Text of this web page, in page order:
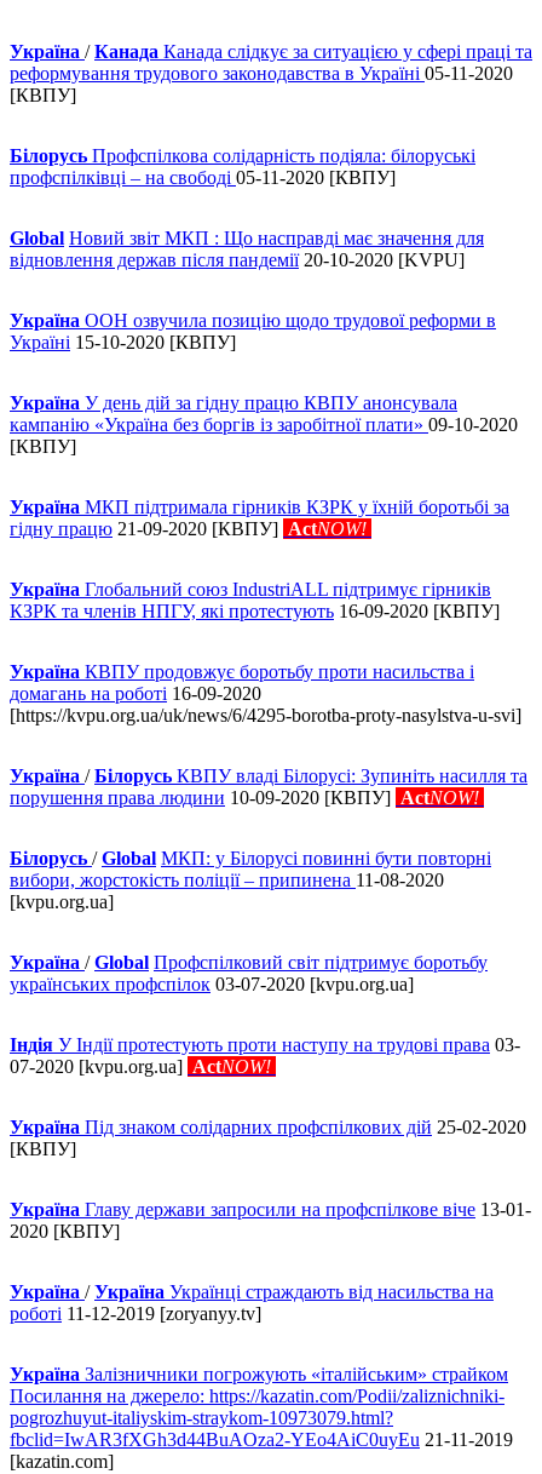
Україна /Канада Канада слідкує за ситуацією у сфері праці та
реформування трудового законодавства в Україні 05-11-2020
[КВПУ]
Білорусь Профспілкова солідарність подіяла: білоруські
профспілківці – на свободі 05-11-2020 [КВПУ]
Global Новий звіт МКП : Що насправді має значення для
відновлення держав після пандемії20-10-2020 [KVPU]
Україна ООН озвучила позицію щодо трудової реформи в
Україні 15-10-2020 [КВПУ]
Україна У день дій за гідну працю КВПУ анонсувала
кампанію «Україна без боргів із заробітної плати» 09-10-2020
[КВПУ]
Україна МКП підтримала гірників КЗРК у їхній боротьбі за
гідну працю 21-09-2020 [КВПУ] ActNOW!
Україна Глобальний союз IndustriALL підтримує гірників
КЗРК та членів НПГУ, які протестують 16-09-2020 [КВПУ]
Україна КВПУ продовжує боротьбу проти насильства і
домагань на роботі 16-09-2020
[https://kvpu.org.ua/uk/news/6/4295-borotba-proty-nasylstva-u-svi]
Україна /Білорусь КВПУ владі Білорусі: Зупиніть насилля та
порушення права людини 10-09-2020 [КВПУ] ActNOW!
Білорусь /Global МКП: у Білорусі повинні бути повторні
вибори, жорстокість поліції – припинена 11-08-2020
[kvpu.org.ua]
Україна /Global Профспілковий світ підтримує боротьбу
українських профспілок 03-07-2020 [kvpu.org.ua]
Індія У Індії протестують проти наступу на трудові права 03-
07-2020 [kvpu.org.ua] ActNOW!
Україна Під знаком солідарних профспілкових дій 25-02-2020
[КВПУ]
Україна Главу держави запросили на профспілкове віче 13-01-
2020 [КВПУ]
Україна /Україна Українці страждають від насильства на
роботі 11-12-2019 [zoryanyy.tv]
Україна Залізничники погрожують «італійським» страйком
Посилання на джерело: https://kazatin.com/Podii/zaliznichniki-
pogrozhuyut-italiyskim-straykom-10973079.html?
fbclid=IwAR3fXGh3d44BuAOza2-YEo4AiC0uyEu 21-11-2019
[kazatin.com]